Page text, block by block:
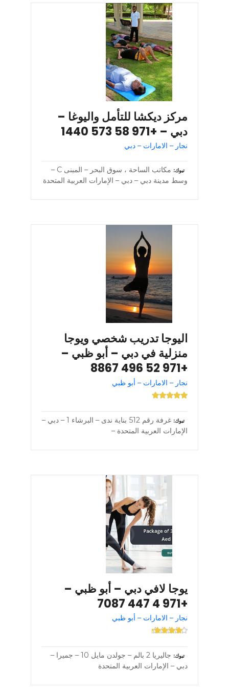
مركز ديكشا للتأمل واليوغا –
دبي – +971 58 573 1440
نجار – الامارات – دبي
تبوك
مكاتب الساحة ، سوق البحر – المبنى C –
وسط مدينة دبي – دبي – الإمارات العربية المتحدة
اليوجا تدريب شخصي ويوجا
منزلية في دبي – أبو ظبي –
+971 52 496 8867
نجار – الامارات – أبو ظبي
تبوك
غرفة رقم 512 بناية ندى – البرشاء 1 – دبي –
الإمارات العربية المتحدة –
يوجا لافي دبي – أبو ظبي –
+971 4 447 7087
نجار – الامارات – أبو ظبي
تبوك
جاليريا 2 بالم – جولدن مايل 10 – جميرا –
دبي – الإمارات العربية المتحدة